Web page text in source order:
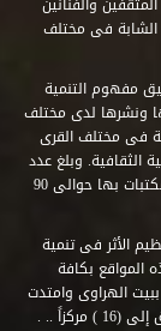
فى مختلف
مفهوم التنمية
ونشرها لدى مختلف
فى مختلف القرى
الثقافية. وبلغ عدد
المكتبات التى أنشأها الصندوق فى أماكن لم يكن من المتصور إقامة مثل هذه المكتبات بها حوالى 90
الأثر فى تنمية
المواقع بكافة
المتطلبات التى تكفل لها أداء دورها الثقافى والفنى. وقد بدأت التجربة عام 1996 ببيت الهراوى وامتدت
.. .